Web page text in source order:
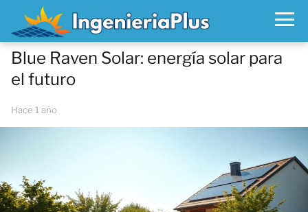
Blue Raven Solar: energía solar para
el futuro
hace 1 año